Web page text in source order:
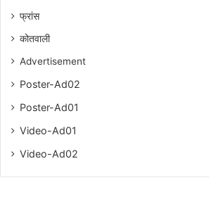
फ्रांस
कोतवाली
Advertisement
Poster-Ad02
Poster-Ad01
Video-Ad01
Video-Ad02